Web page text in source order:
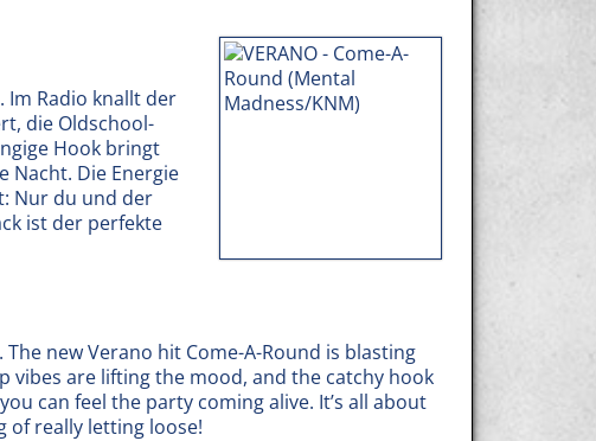
Im Radio knallt der
die Oldschool-
Hook bringt
Nacht. Die Energie
Nur du und der
ist der perfekte
new Verano hit Come-A-Round is blasting
vibes are lifting the mood, and the catchy hook
can feel the party coming alive. It’s all about
of really letting loose!